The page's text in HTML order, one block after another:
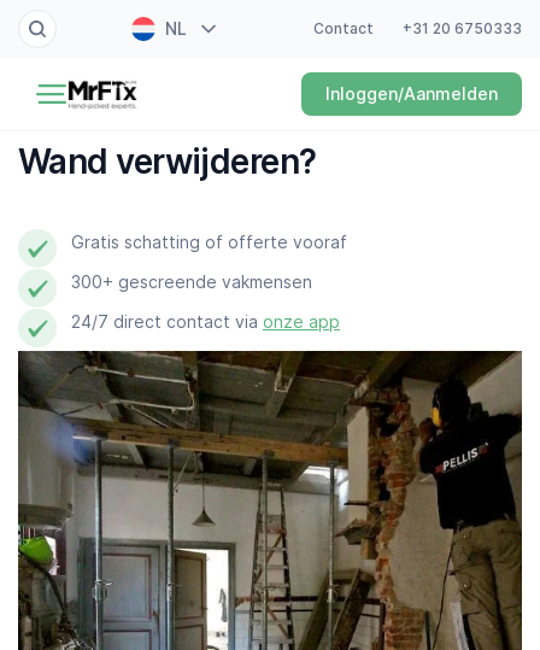
NL
FR
ES
Contact +31 20 6750333
Inloggen/Aanmelden
Schilder
Elektricien
Loodgieter
Slotenmaker
Witgoedmonteur
Hovenier
Schoonmaker
Computer expert
Wand verwijderen?
Gratis schatting of offerte vooraf
300+ gescreende vakmensen
24/7 direct contact via onze app